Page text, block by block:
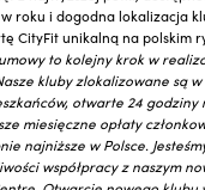
roku i dogodna lokalizacja
CityFit unikalną na polskim
to kolejny krok w
kluby zlokalizowane są
otwarte 24 godziny
miesięczne opłaty
najniższe w Polsce.
współpracy z naszym